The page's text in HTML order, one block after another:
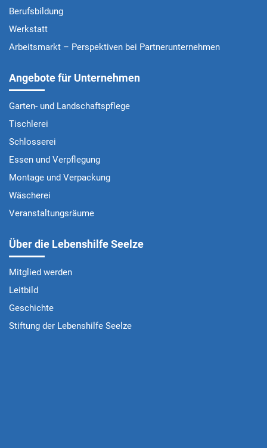
Berufsbildung
Werkstatt
Arbeitsmarkt – Perspektiven bei Partnerunternehmen
Angebote für Unternehmen
Garten- und Landschaftspflege
Tischlerei
Schlosserei
Essen und Verpflegung
Montage und Verpackung
Wäscherei
Veranstaltungsräume
Über die Lebenshilfe Seelze
Mitglied werden
Leitbild
Geschichte
Stiftung der Lebenshilfe Seelze